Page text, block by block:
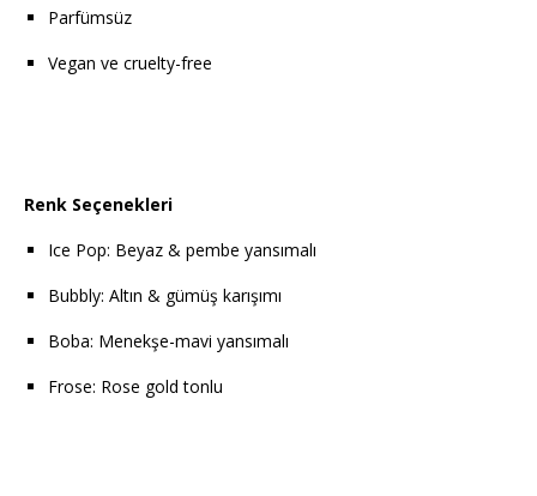
Parfümsüz
Vegan ve cruelty-free
Renk Seçenekleri
Ice Pop: Beyaz & pembe yansımalı
Bubbly: Altın & gümüş karışımı
Boba: Menekşe-mavi yansımalı
Frose: Rose gold tonlu